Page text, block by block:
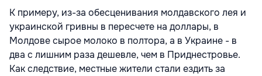
К примеру, из-за обесценивания молдавского лея и
украинской гривны в пересчете на доллары, в
Молдове сырое молоко в полтора, а в Украине - в
два с лишним раза дешевле, чем в Приднестровье.
Как следствие, местные жители стали ездить за